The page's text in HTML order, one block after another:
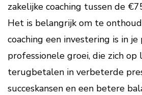
zakelijke coaching tussen de
Het is belangrijk om te
coaching een investering is in
professionele groei, die zich op
terugbetalen in verbeterde
succeskansen en een betere